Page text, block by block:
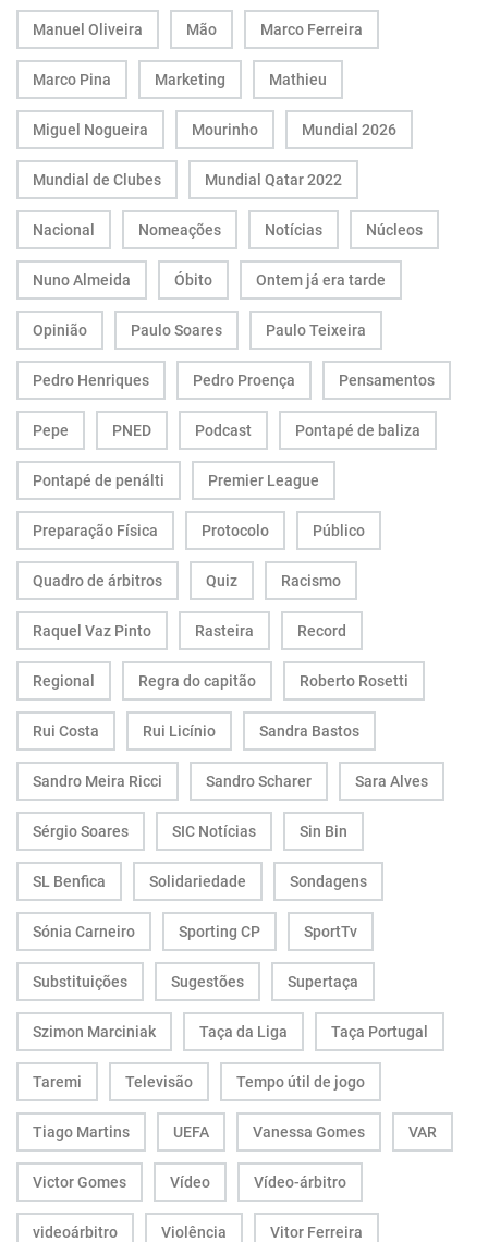
Manuel Oliveira Mão Marco Ferreira
Marco Pina Marketing Mathieu
Miguel Nogueira Mourinho Mundial 2026
Mundial de Clubes Mundial Qatar 2022
Nacional Nomeações Notícias Núcleos
Nuno Almeida Óbito Ontem já era tarde
Opinião Paulo Soares Paulo Teixeira
Pedro Henriques Pedro Proença Pensamentos
Pepe PNED Podcast Pontapé de baliza
Pontapé de penálti Premier League
Preparação Física Protocolo Público
Quadro de árbitros Quiz Racismo
Raquel Vaz Pinto Rasteira Record
Regional Regra do capitão Roberto Rosetti
Rui Costa Rui Licínio Sandra Bastos
Sandro Meira Ricci Sandro Scharer Sara Alves
Sérgio Soares SIC Notícias Sin Bin
SL Benfica Solidariedade Sondagens
Sónia Carneiro Sporting CP SportTv
Substituições Sugestões Supertaça
Szimon Marciniak Taça da Liga Taça Portugal
Taremi Televisão Tempo útil de jogo
Tiago Martins UEFA Vanessa Gomes VAR
Victor Gomes Vídeo Vídeo-árbitro
videoárbitro Violência Vitor Ferreira